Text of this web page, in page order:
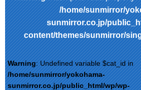
/home/sunmirror/
sunmirror.co.jp/
content/themes/sunmirror/
Warning: Undefined variable $cat_id in
/home/sunmirror/yokohama-
sunmirror.co.jp/public_html/wp/wp-